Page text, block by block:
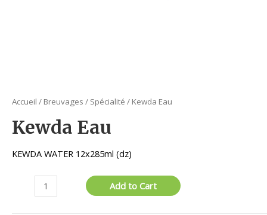
Accueil / Breuvages / Spécialité / Kewda Eau
Kewda Eau
KEWDA WATER 12x285ml (dz)
quantité
Add to Cart